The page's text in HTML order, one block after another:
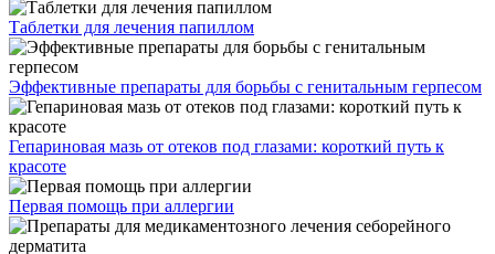
Таблетки для лечения папиллом
Эффективные препараты для борьбы с генитальным герпесом
Гепариновая мазь от отеков под глазами: короткий путь к
красоте
Первая помощь при аллергии